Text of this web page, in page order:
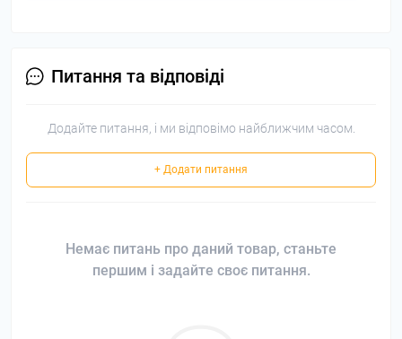
Питання та відповіді
Додайте питання, і ми відповімо найближчим часом.
+ Додати питання
Немає питань про даний товар, станьте
першим і задайте своє питання.